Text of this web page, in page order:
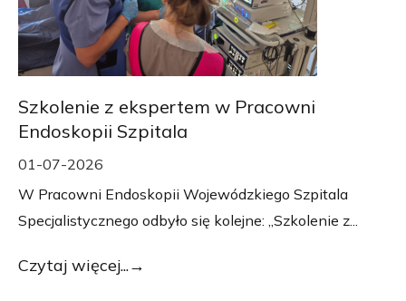
Szkolenie z ekspertem w Pracowni
Endoskopii Szpitala
01-07-2026
W Pracowni Endoskopii Wojewódzkiego Szpitala
Specjalistycznego odbyło się kolejne: „Szkolenie z...
Czytaj więcej...